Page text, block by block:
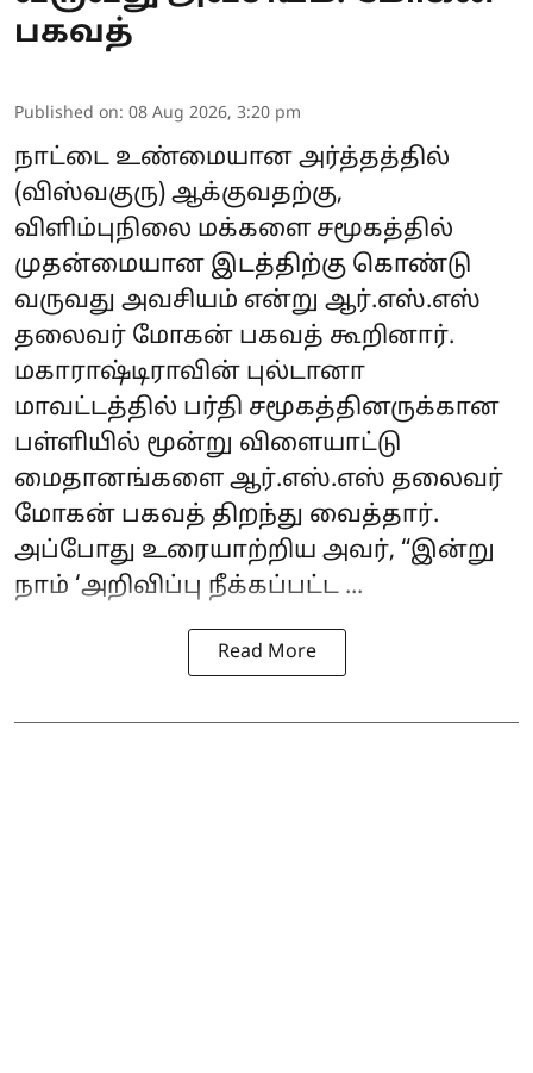
பகவத்
Published on: 08 Aug 2026, 3:20 pm
நாட்டை உண்மையான அர்த்தத்தில்
(விஸ்வகுரு) ஆக்குவதற்கு,
விளிம்புநிலை மக்களை சமூகத்தில்
முதன்மையான இடத்திற்கு கொண்டு
வருவது அவசியம் என்று ஆர்.எஸ்.எஸ்
தலைவர் மோகன் பகவத் கூறினார்.
மகாராஷ்டிராவின் புல்டானா
மாவட்டத்தில் பர்தி சமூகத்தினருக்கான
பள்ளியில் மூன்று விளையாட்டு
மைதானங்களை ஆர்.எஸ்.எஸ் தலைவர்
மோகன் பகவத் திறந்து வைத்தார்.
அப்போது உரையாற்றிய அவர், “இன்று
நாம் ‘அறிவிப்பு நீக்கப்பட்ட ...
Read More